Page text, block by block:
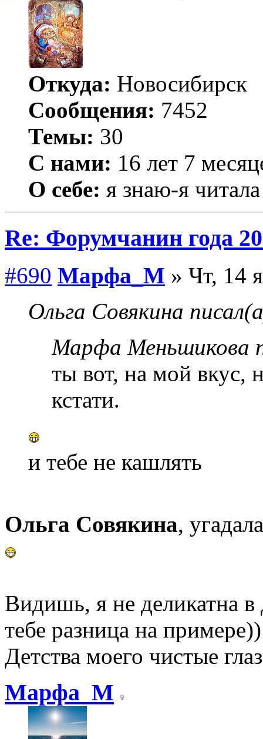
Откуда: Новосибирск
Сообщения: 7452
Темы: 30
С нами: 16 лет 7
О себе: я знаю-я читала
Re: Форумчанин
#690 Марфа_М » Чт, 14
Ольга Совякина
Марфа Меньшикова
ты вот, на мой вкус,
кстати.
и тебе не кашлять
Ольга Совякина,
Видишь, я не деликатна
тебе разница на примере))
Детства моего чистые
Марфа_М